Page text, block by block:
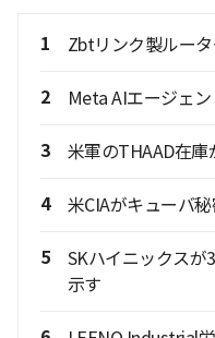
1 Zbtリンク製ルー
2 Meta AIエージェ
3 米軍のTHAAD在
4 米CIAがキューバ
5
SKハイニックスが
示す